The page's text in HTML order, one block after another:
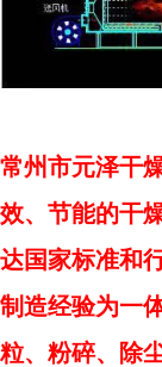
常州市元泽干
效、节能的干
达国家标准和
制造经验为一
粒、粉碎、除